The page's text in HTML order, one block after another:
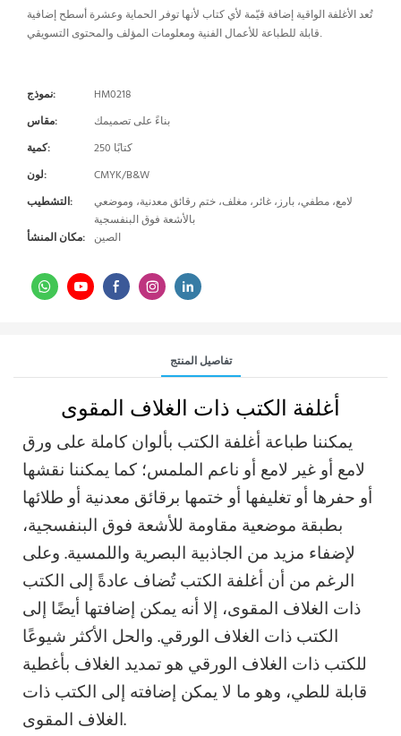
تُعد الأغلفة الواقية إضافة قيّمة لأي كتاب لأنها توفر الحماية وعشرة أسطح إضافية
قابلة للطباعة للأعمال الفنية ومعلومات المؤلف والمحتوى التسويقي.
نموذج:
HM0218
مقاس:
بناءً على تصميمك
كمية:
250 كتابًا
لون:
CMYK/B&W
التشطيب:
لامع، مطفي، بارز، غائر، مغلف، ختم رقائق معدنية، وموضعي
بالأشعة فوق البنفسجية
مكان المنشأ: الصين
تفاصيل المنتج
أغلفة الكتب ذات الغلاف المقوى
يمكننا طباعة أغلفة الكتب بألوان كاملة على ورق
لامع أو غير لامع أو ناعم الملمس؛ كما يمكننا نقشها
أو حفرها أو تغليفها أو ختمها برقائق معدنية أو طلائها
بطبقة موضعية مقاومة للأشعة فوق البنفسجية،
لإضفاء مزيد من الجاذبية البصرية واللمسية. وعلى
الرغم من أن أغلفة الكتب تُضاف عادةً إلى الكتب
ذات الغلاف المقوى، إلا أنه يمكن إضافتها أيضًا إلى
الكتب ذات الغلاف الورقي. والحل الأكثر شيوعًا
للكتب ذات الغلاف الورقي هو تمديد الغلاف بأغطية
قابلة للطي، وهو ما لا يمكن إضافته إلى الكتب ذات
الغلاف المقوى.